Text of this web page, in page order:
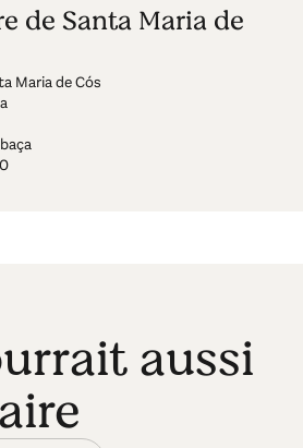
de Santa Maria de
Maria de Cós
aussi